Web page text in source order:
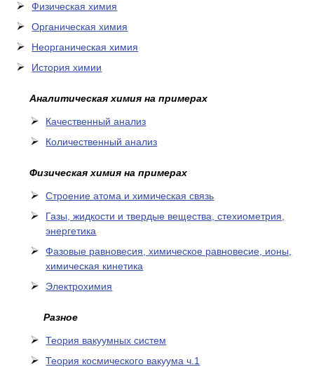
Физическая химия
Органическая химия
Неорганическая химия
История химии
Аналитическая химия на примерах
Качественный анализ
Количественный анализ
Физическая химия на примерах
Cтроение атома и химическая связь
Газы, жидкости и твердые вещества, стехиометрия,
энергетика
Фазовые равновесия, химическое равновесие, ионы,
химическая кинетика
Электрохимия
Разное
Теория вакуумных систем
Теория космического вакуума ч.1